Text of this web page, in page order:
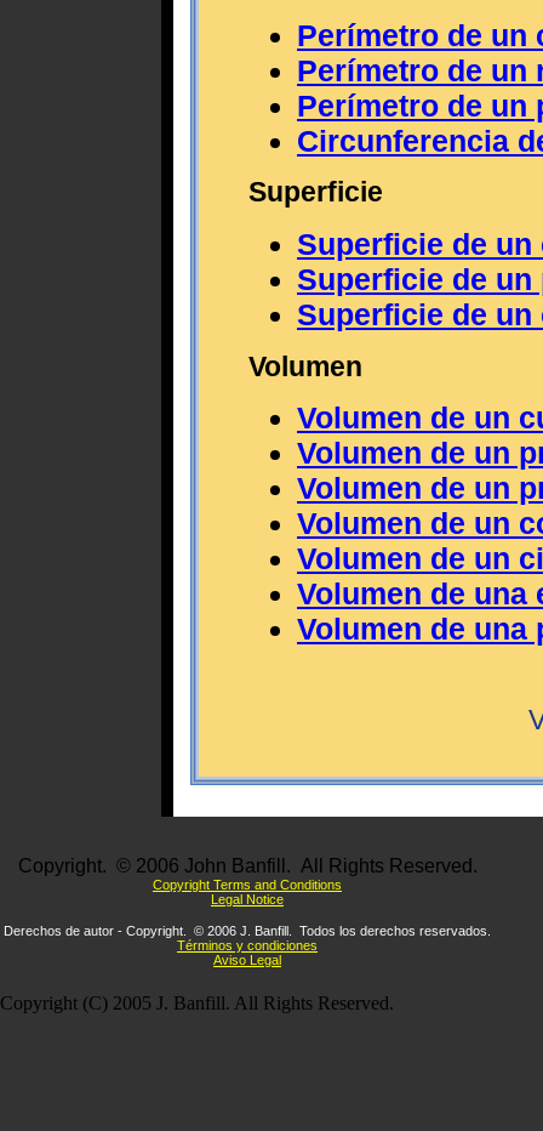
Perímetro de un
Perímetro de un
Perímetro de un
Circunferencia
Superficie
Superficie de un
Superficie de
Superficie de
Volumen
Volumen de un
Volumen de un
Volumen de un
Volumen de un
Volumen de un
Volumen de una
Volumen de una
Copyright. © 2006 John Banfill. All Rights Reserved.
Copyright Terms and Conditions
Legal Notice
Derechos de autor - Copyright. © 2006 J. Banfill. Todos los derechos reservados.
Términos y condiciones
Aviso Legal
Copyright (C) 2005 J. Banfill. All Rights Reserved.